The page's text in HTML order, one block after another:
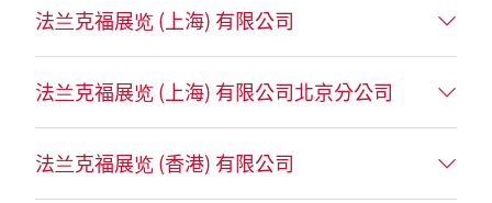
法兰克福展览 (上海) 有限公司
法兰克福展览 (上海) 有限公司北京分公司
法兰克福展览 (香港) 有限公司